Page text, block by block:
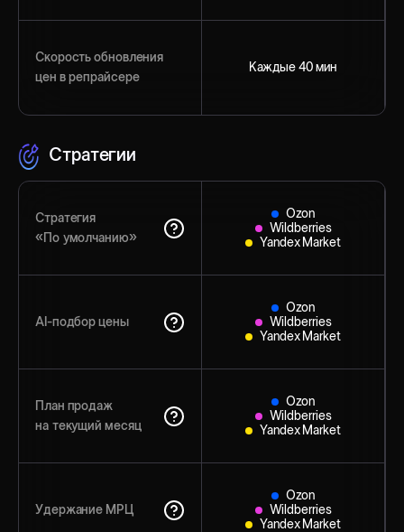
Скорость обновления
цен в репрайсере
Каждые 40 мин
Стратегии
Стратегия
«По умолчанию»
Ozon
Wildberries
Yandex Market
AI-подбор цены
Ozon
Wildberries
Yandex Market
План продаж
на текущий месяц
Ozon
Wildberries
Yandex Market
Удержание МРЦ
Ozon
Wildberries
Yandex Market